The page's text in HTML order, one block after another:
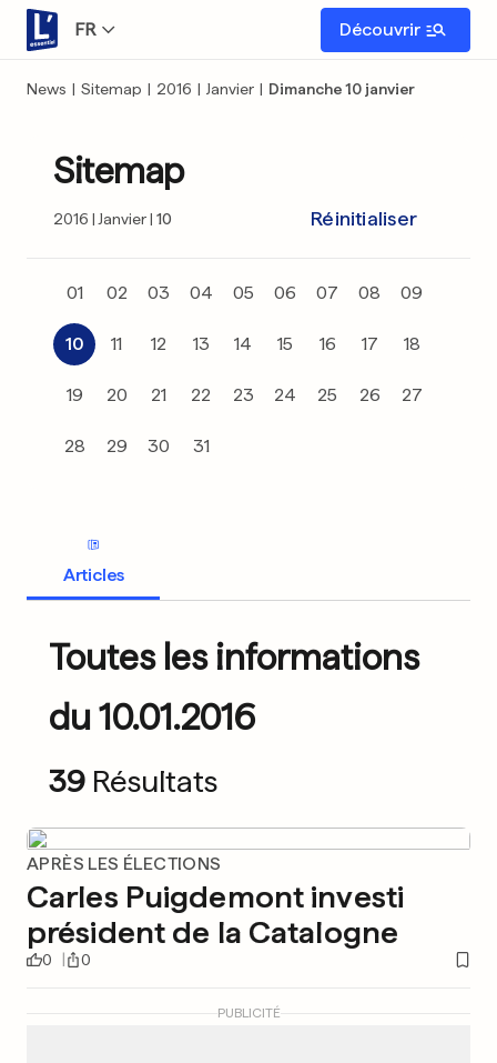
FR Découvrir
News | Sitemap | 2016 | Janvier | Dimanche 10 janvier
Sitemap
2016 Janvier 10 Réinitialiser
01 02 03 04 05 06 07 08 09
10 11 12 13 14 15 16 17 18
19 20 21 22 23 24 25 26 27
28 29 30 31
Articles
Toutes les informations
du 10.01.2016
39 Résultats
APRÈS LES ÉLECTIONS
Carles Puigdemont investi
président de la Catalogne
0 0
PUBLICITÉ